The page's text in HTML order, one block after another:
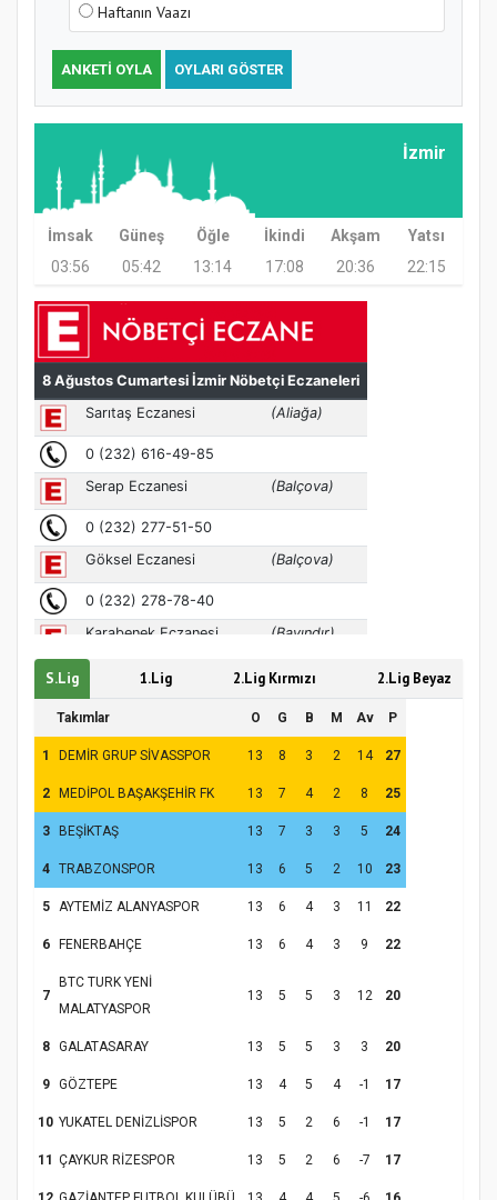
Samsun Atakum’da Ayasofya Camii
Türkiye’de insanlar dinle bağlarını
koparıyor mu?
Haftanın Vaazı
ANKETI OYLA OYLARI GÖSTER
İzmir
İmsak Güneş Öğle İkindi Akşam
Yatsı
03:56
05:42 13:14 17:08 20:36 22:15
S.Lig 1.Lig 2.Lig Kırmızı 2.Lig Beyaz
Takımlar O G B M Av P
1 DEMİR GRUP SİVASSPOR 13 8 3 2 14 27
2 MEDİPOL BAŞAKŞEHİR FK 13 7 4 2 8 25
3 BEŞİKTAŞ 13 7 3 3 5 24
4 TRABZONSPOR 13 6 5 2 10 23
5 AYTEMİZ ALANYASPOR 13 6 4 3 11 22
6 FENERBAHÇE 13 6 4 3 9 22
7
BTC TURK YENİ
MALATYASPOR
13 5 5 3 12 20
8 GALATASARAY 13 5 5 3 3 20
9 GÖZTEPE 13 4 5 4 -1 17
10 YUKATEL DENİZLİSPOR 13 5 2 6 -1 17
11 ÇAYKUR RİZESPOR 13 5 2 6 -7 17